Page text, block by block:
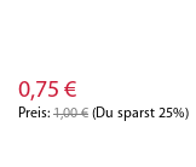
0,75 €
Preis: 1,00€ (Du sparst 25%)